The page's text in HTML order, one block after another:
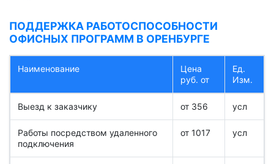
ПОДДЕРЖКА РАБОТОСПОСОБНОСТИ
ОФИСНЫХ ПРОГРАММ В ОРЕНБУРГЕ
Наименование
Цена
руб. от
Ед.
Изм.
Выезд к заказчику от 356 усл
Работы посредством удаленного
подключения
от 1017 усл